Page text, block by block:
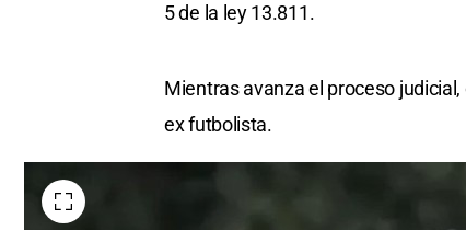
5 de la ley 13.811.
Mientras avanza el proceso
ex futbolista.